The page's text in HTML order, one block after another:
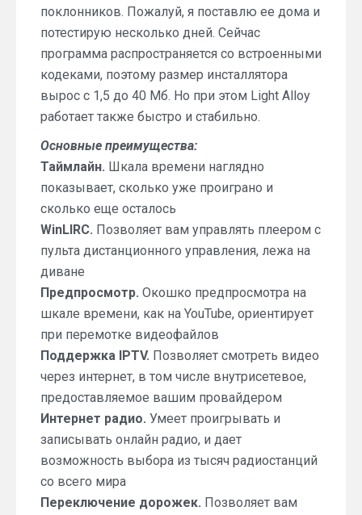
поклонников. Пожалуй, я поставлю ее дома и
потестирую несколько дней. Сейчас
программа распространяется со встроенными
кодеками, поэтому размер инсталлятора
вырос с 1,5 до 40 Мб. Но при этом Light Alloy
работает также быстро и стабильно.
Основные преимущества:
Таймлайн. Шкала времени наглядно
показывает, сколько уже проиграно и
сколько еще осталось
WinLIRC. Позволяет вам управлять плеером с
пульта дистанционного управления, лежа на
диване
Предпросмотр. Окошко предпросмотра на
шкале времени, как на YouTube, ориентирует
при перемотке видеофайлов
Поддержка IPTV. Позволяет смотреть видео
через интернет, в том числе внутрисетевое,
предоставляемое вашим провайдером
Интернет радио. Умеет проигрывать и
записывать онлайн радио, и дает
возможность выбора из тысяч радиостанций
со всего мира
Переключение дорожек. Позволяет вам